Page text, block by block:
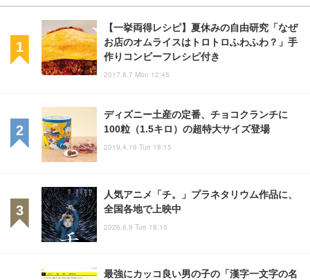
【一挙両得レシピ】夏休みの自由研究「なぜ
お店のオムライスはトロトロふわふわ？」手
作りコンビーフレシピ付き
2017.8.7 Mon 12:45
ディズニー土産の定番、チョコクランチに
100粒（1.5キロ）の超特大サイズ登場
2019.4.16 Tue 18:15
人気アニメ「チ。」プラネタリウム作品に、
全国各地で上映中
2026.6.9 Tue 18:15
最強にカッコ良い男の子の「漢字一文字の名